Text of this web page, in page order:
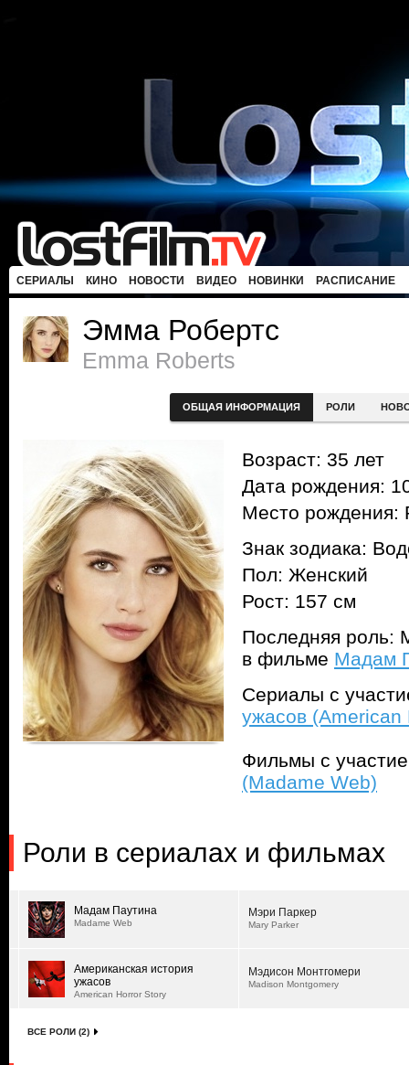
СЕРИАЛЫ КИНО НОВОСТИ ВИДЕО НОВИНКИ РАСПИСАНИЕ
Эмма Робертс
Emma Roberts
ОБЩАЯ ИНФОРМАЦИЯ РОЛИ
Возраст: 35 лет
Дата рождения:
Место
Знак зодиака:
Пол: Женский
Рост: 157 см
Последняя роль:
в фильме Мадам
Сериалы с
ужасов (American
Фильмы с
(Madame Web)
Роли в сериалах и фильмах
Мадам Паутина
Madame Web
Мэри Паркер
Mary Parker
Американская история
ужасов
American Horror Story
Мэдисон Монтгомери
Madison Montgomery
ВСЕ РОЛИ (2)